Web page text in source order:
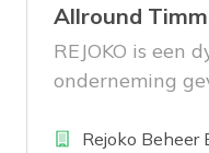
Allround
REJOKO is een
onderneming
Duitsland.
BedrijfRejoko Beheer